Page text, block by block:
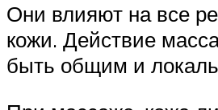
Они влияют на все
кожи. Действие
быть общим и